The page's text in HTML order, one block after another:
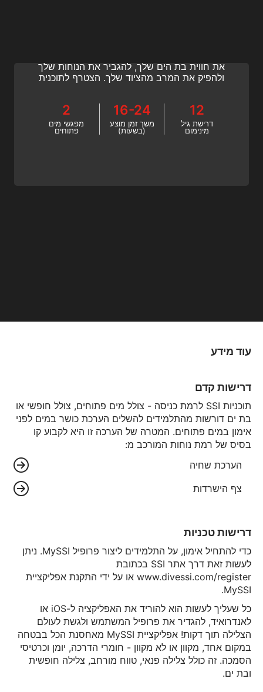
את חווית בת הים שלך, להגביר את הנוחות שלך
ולהפיק את המרב מהציוד שלך. הצטרף לתוכנית
12
דרישת גיל
מינימום
16-24
משך זמן מוצע
(בשעות)
2
מפגשי מים
פתוחים
עוד מידע
דרישות קדם
תוכניות SSI לרמת כניסה - צולל מים פתוחים, צולל חופשי או
בת ים דורשות מהתלמידים להשלים הערכת כושר במים לפני
אימון במים פתוחים. המטרה של הערכה זו היא לקבוע קו
בסיס של רמת נוחות המורכב מ:
הערכת שחיה
צף הישרדות
דרישות טכניות
כדי להתחיל אימון, על התלמידים ליצור פרופיל MySSI. ניתן
לעשות זאת דרך אתר SSI בכתובת
www.divessi.com/register או על ידי התקנת אפליקציית
MySSI.
כל שעליך לעשות הוא להוריד את האפליקציה ל-iOS או
לאנדרואיד, להגדיר את פרופיל המשתמש ולגשת לעולם
הצלילה תוך דקות! אפליקציית MySSI מאחסנת הכל בבטחה
במקום אחד, מקוון או לא מקוון - חומרי הדרכה, יומן וכרטיסי
הסמכה. זה כולל צלילה פנאי, טווח מורחב, צלילה חופשית
ובת ים.